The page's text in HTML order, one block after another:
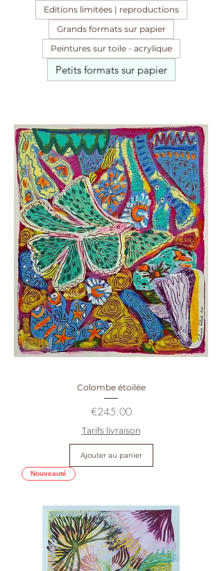
Editions limitées | reproductions
Grands formats sur papier
Peintures sur toile - acrylique
Petits formats sur papier
Colombe étoilée
Prix
€245.00
Tarifs livraison
Ajouter au panier
Nouveauté